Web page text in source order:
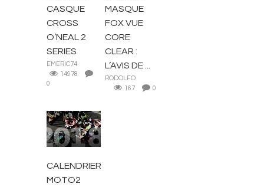
CASQUE
CROSS
O’NEAL 2
SERIES
EMERIC74
14978
0
MASQUE
FOX VUE
CORE
CLEAR :
L’AVIS DE ...
RODOLFO
167
0
ACTUALITÉS
CALENDRIER
MOTO2